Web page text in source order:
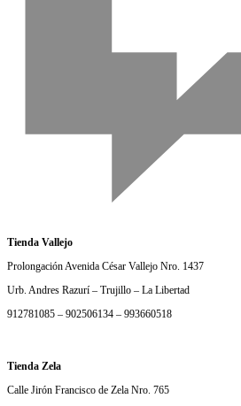
Tienda Vallejo
Prolongación Avenida César Vallejo Nro. 1437
Urb. Andres Razurí – Trujillo – La Libertad
912781085 – 902506134 – 993660518
Tienda Zela
Calle Jirón Francisco de Zela Nro. 765